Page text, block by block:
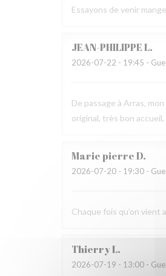
Essayons de venir
JEAN-PHILIPPEL
2026-07-22 - 19:45 -
De passage à Arras,
original, très bon
Marie pierreD
2026-07-20 - 19:30 -
Chaque fois qu’on
ThierryL
2026-07-19 - 13:00 -